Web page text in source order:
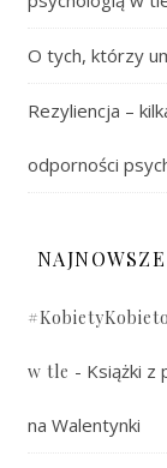
O tych, którzy
Rezyliencja –
odporności
w tle - Książki z
na Walentynki